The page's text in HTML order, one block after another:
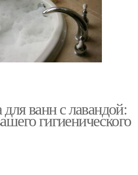
ванн с лавандой:
гигиенического